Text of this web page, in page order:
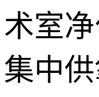
术室净
集中供